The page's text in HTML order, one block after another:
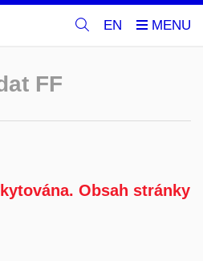
EN
FF
Obsah stránky